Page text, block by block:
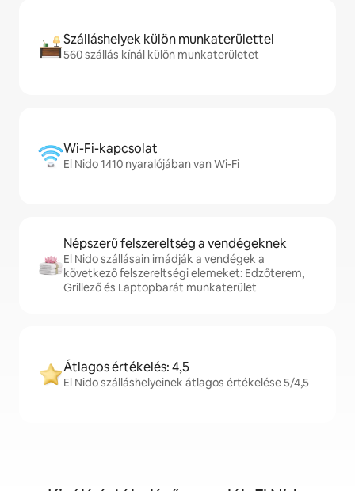
Szálláshelyek külön munkaterülettel
560 szállás kínál külön munkaterületet
Wi-Fi-kapcsolat
El Nido 1410 nyaralójában van Wi-Fi
Népszerű felszereltség a vendégeknek
El Nido szállásain imádják a vendégek a
következő felszereltségi elemeket: Edzőterem,
Grillező és Laptopbarát munkaterület
Átlagos értékelés: 4,5
El Nido szálláshelyeinek átlagos értékelése 5/4,5